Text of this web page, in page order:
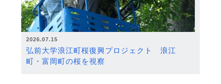
2026.07.15
弘前大学浪江町桜復興プロジェクト 浪江
町・富岡町の桜を視察